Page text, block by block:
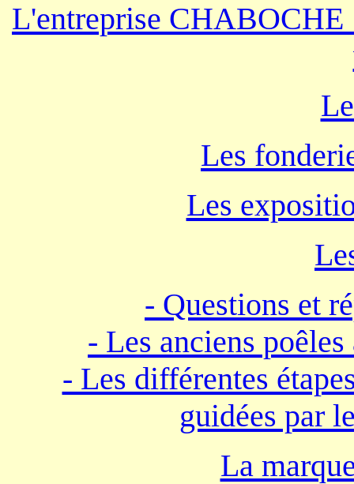
L'entreprise CHABOCHE
Les
Les
- Questions et
- Les anciens
- Les différentes
guidées par
La